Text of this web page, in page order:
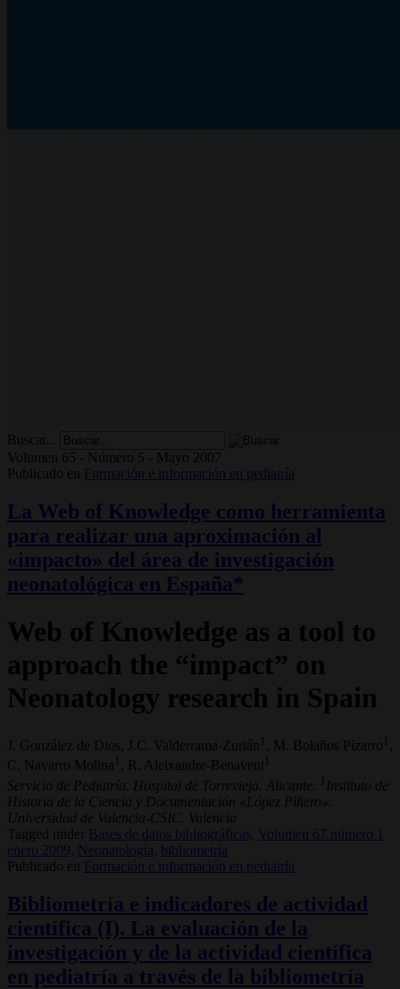
Buscar...
Volumen 65 - Número 5 - Mayo 2007
Publicado en
Formación e información en pediatría
La Web of Knowledge como herramienta
para realizar una aproximación al
«impacto» del área de investigación
neonatológica en España*
Web of Knowledge as a tool to
approach the “impact” on
Neonatology research in Spain
J. González de Dios, J.C. Valderrama-Zurián 1 , M. Bolaños Pizarro 1
C. Navarro Molina 1 , R. Aleixandre-Benavent 1
Servicio de Pediatría. Hospital de Torrevieja. Alicante. 1 Instituto de
Historia de la Ciencia y Documentación «López Piñero».
Universidad de Valencia-CSIC. Valencia
Tagged under
Bases de datos bibliográficas,
Volumen 67 número 1
enero 2009,
Neonatología, bibliometría
Publicado en
Formación e información en pediatría
Bibliometría e indicadores de actividad
científica (I). La evaluación de la
investigación y de la actividad científica
en pediatría a través de la bibliometría